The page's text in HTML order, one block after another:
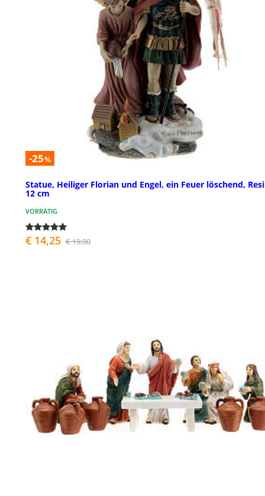
-25%
Statue, Heiliger Florian und Engel, ein Feuer löschend,
12 cm
VORRÄTIG
€ 14,25 € 19,00